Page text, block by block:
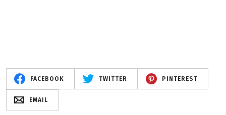
FACEBOOK TWITTER PINTEREST
EMAIL